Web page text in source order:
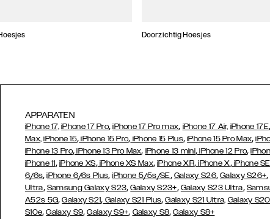
Doorzichtig Hoesjes
APPARATEN
iPhone 17, iPhone 17 Pro,iPhone 17 Pro max, iPhone 17 Air, iPhone 17E
Max, iPhone 15, iPhone 15 Pro, iPhone 15 Plus,iPhone 15 Pro Max,
iPhone 13 Pro, iPhone 13 Pro Max, iPhone 13 mini,iPhone 12 Pro,
iPhone 11, iPhone XS,iPhone XS Max,iPhone XR,iPhone X,iPhone
6/6s,iPhone 6/6s Plus,iPhone 5/5s/SE, Galaxy S26,Galaxy S26+,
Ultra, Samsung Galaxy S23,Galaxy S23+, Galaxy S23 Ultra,
A52s 5G,Galaxy S21, Galaxy S21 Plus,Galaxy S21 Ultra, Galaxy S20
S10e,Galaxy S9,Galaxy S9+, Galaxy S8,Galaxy S8+